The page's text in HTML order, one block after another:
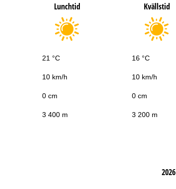
Lunchtid Kvällstid
21 °C 16 °C
10 km/h 10 km/h
0 cm 0 cm
3 400 m 3 200 m
2026